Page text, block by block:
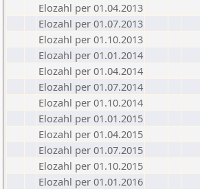
Elozahl per 01.04.2013
Elozahl per 01.07.2013
Elozahl per 01.10.2013
Elozahl per 01.01.2014
Elozahl per 01.04.2014
Elozahl per 01.07.2014
Elozahl per 01.10.2014
Elozahl per 01.01.2015
Elozahl per 01.04.2015
Elozahl per 01.07.2015
Elozahl per 01.10.2015
Elozahl per 01.01.2016